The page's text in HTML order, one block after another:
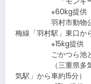
※60kg提供
羽村市動物公園
梅線「羽村駅」東口か
※15kg提供
ごかつら池どう
（三重県多気郡
気駅」から車約15分）